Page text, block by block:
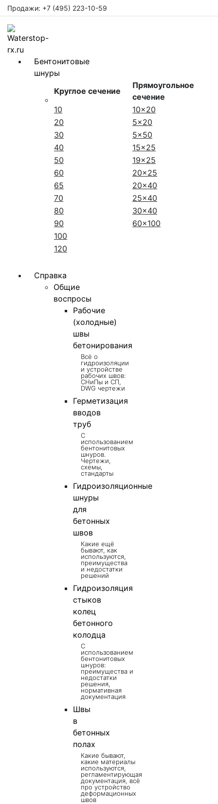
Продажи: +7 (495) 223-10-59
Бентонитовые
шнуры
Круглое сечение
Прямоугольное
сечение
10
10x20
20
5x20
30
5x50
40
15x25
50
19x25
60
20x25
65
20x40
70
25x40
80
30x40
90
60x100
100
120
Справка
Общие
воспросы
Рабочие
(холодные)
швы
бетонирования
Всё о
гидроизоляции
и устройстве
рабочих швов:
СНиПы и СП,
DWG чертежи
Герметизация
вводов
труб
С
использованием
бентонитовых
шнуров.
Чертежи,
схемы,
стандарты
Гидроизоляционные
шнуры
для
бетонных
швов
Какие ещё
бывают, как
используются,
преимущества
и недостатки
решений
Гидроизоляция
стыков
колец
бетонного
колодца
С
использованием
бентонитовых
шнуров:
преимущества и
недостатки
решения,
нормативная
документация
Швы
в
бетонных
полах
Какие бывают,
какие материалы
используются,
регламентирующая
документация, всё
про устройство
деформационных
швов